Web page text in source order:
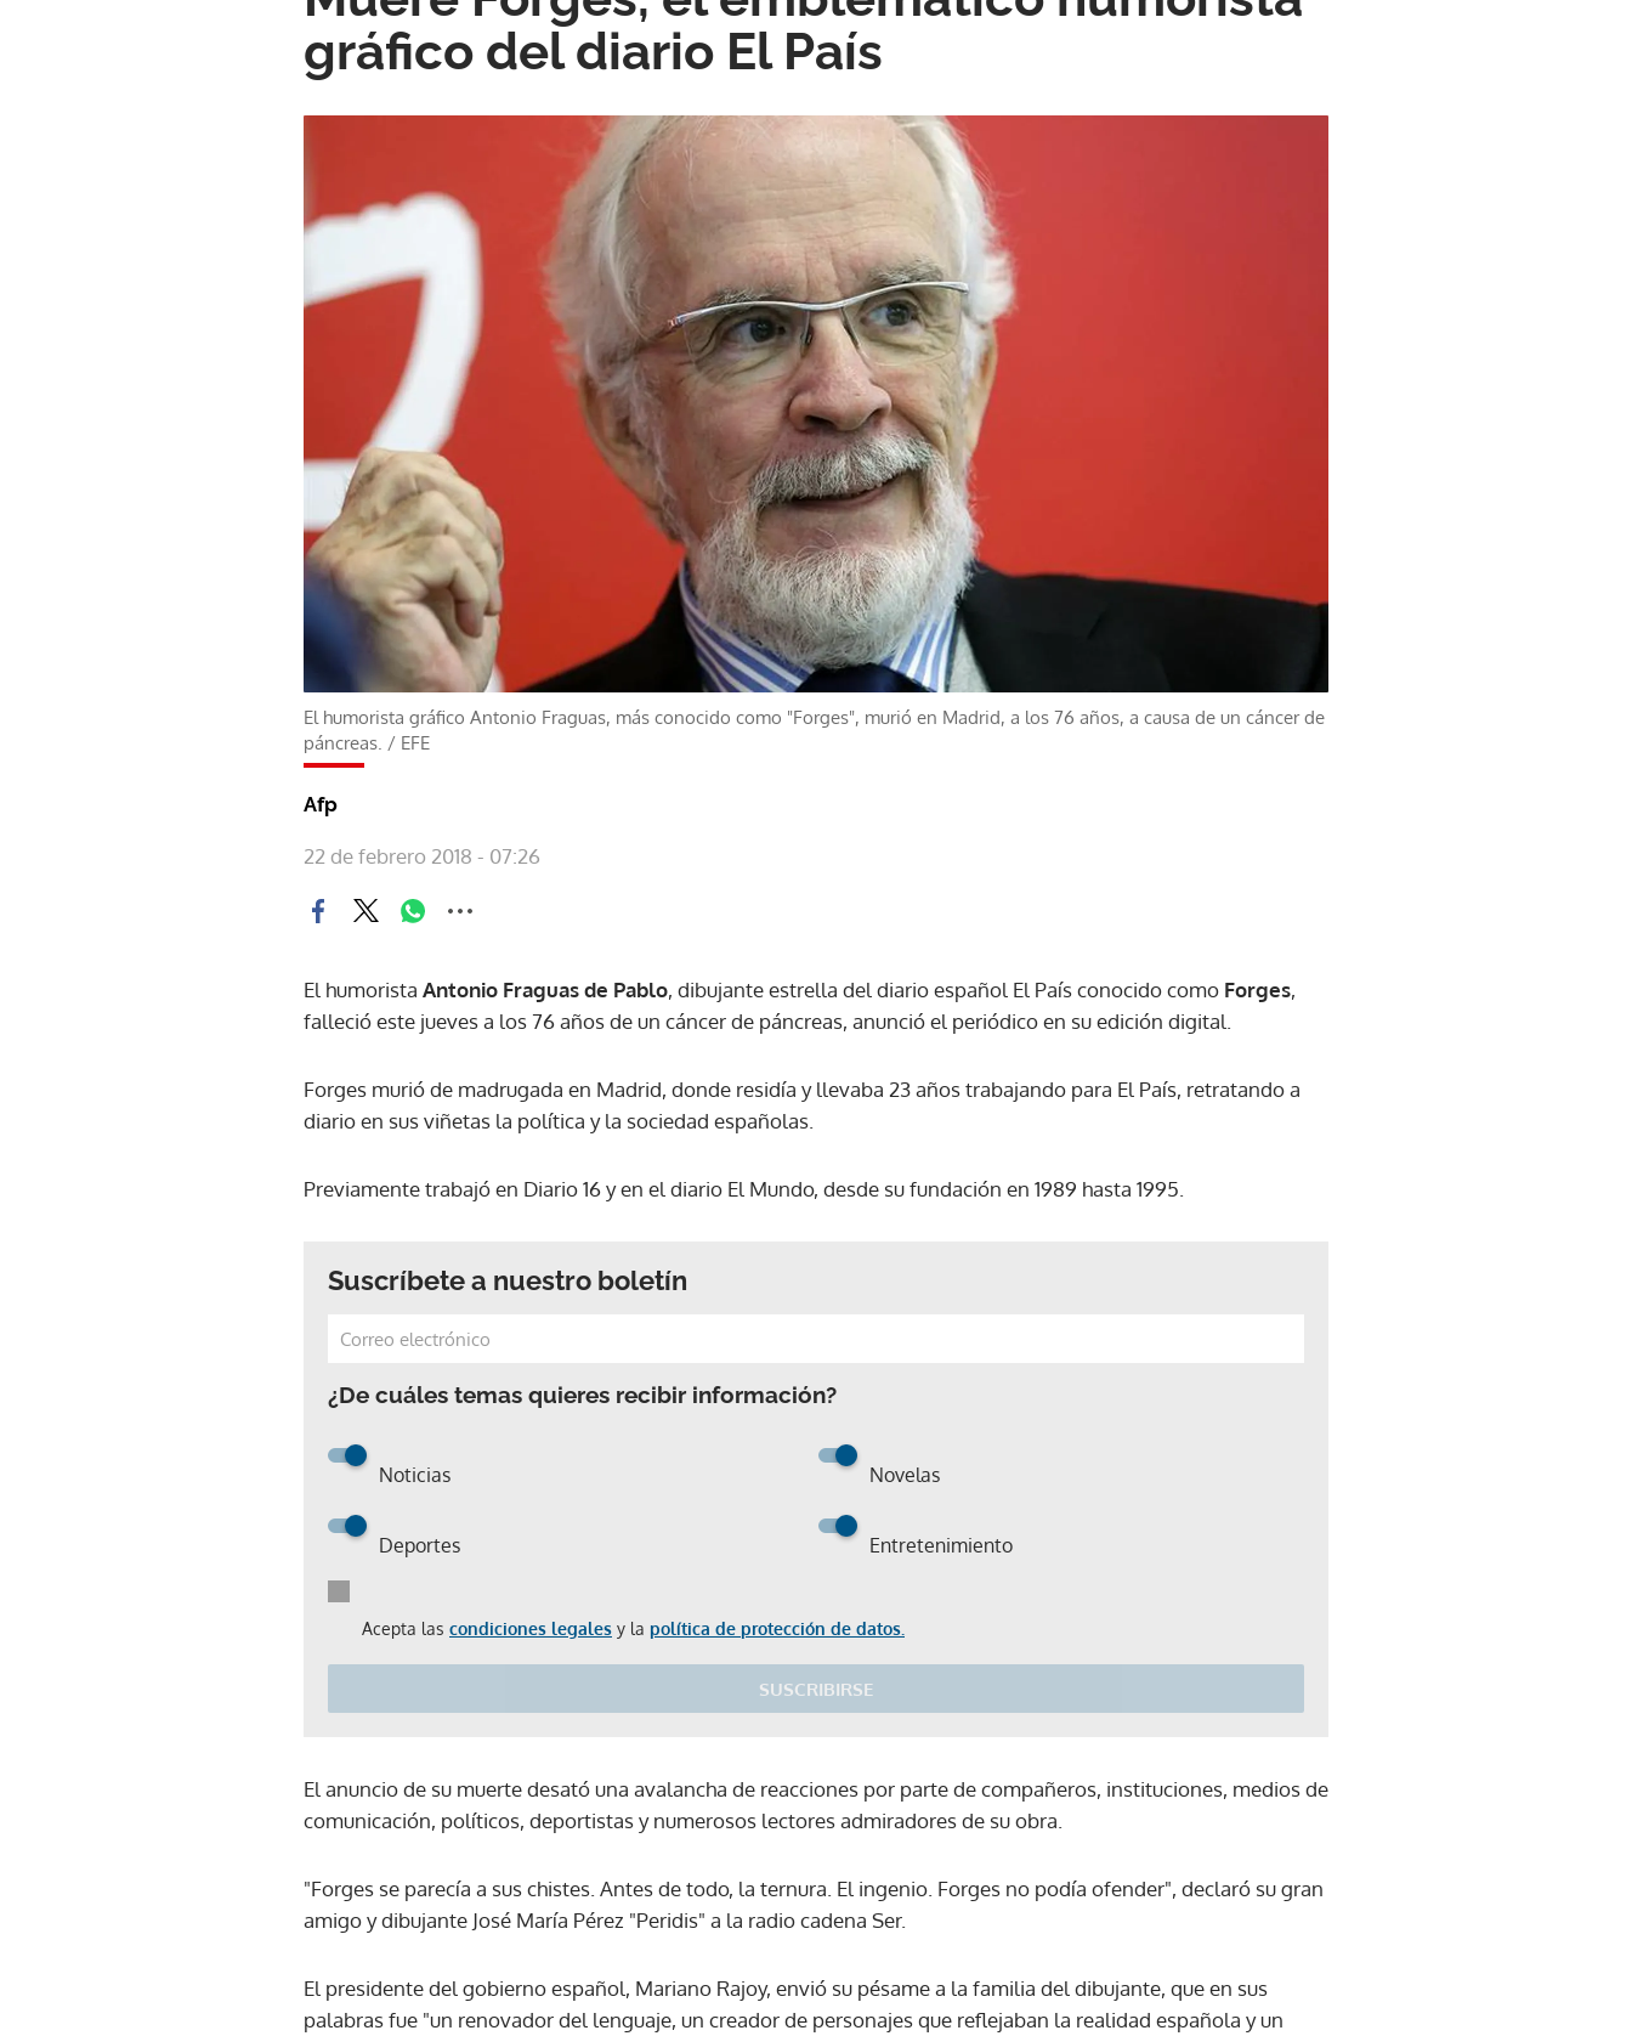
gráfico del diario El País
El humorista gráfico Antonio Fraguas, más conocido como "Forges", murió en Madrid, a los 76 años, a causa de un cáncer de
páncreas. / EFE
Afp
22 de febrero 2018 - 07:26
El humorista Antonio Fraguas de Pablo, dibujante estrella del diario español El País conocido como Forges,
falleció este jueves a los 76 años de un cáncer de páncreas, anunció el periódico en su edición digital.
Forges murió de madrugada en Madrid, donde residía y llevaba 23 años trabajando para El País, retratando a
diario en sus viñetas la política y la sociedad españolas.
Previamente trabajó en Diario 16 y en el diario El Mundo, desde su fundación en 1989 hasta 1995.
Suscríbete a nuestro boletín
¿De cuáles temas quieres recibir información?
Noticias Novelas
Deportes Entretenimiento
Acepta las condiciones legales y la política de protección de datos.
SUSCRIBIRSE
El anuncio de su muerte desató una avalancha de reacciones por parte de compañeros, instituciones, medios de
comunicación, políticos, deportistas y numerosos lectores admiradores de su obra.
"Forges se parecía a sus chistes. Antes de todo, la ternura. El ingenio. Forges no podía ofender", declaró su gran
amigo y dibujante José María Pérez "Peridis" a la radio cadena Ser.
El presidente del gobierno español, Mariano Rajoy, envió su pésame a la familia del dibujante, que en sus
palabras fue "un renovador del lenguaje, un creador de personajes que reflejaban la realidad española y un